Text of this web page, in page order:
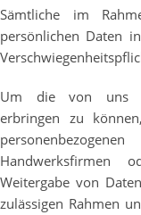
Sämtliche im
persönlichen Daten
Um die von uns
erbringen zu
Handwerksfirmen
Weitergabe von
zulässigen Rahmen